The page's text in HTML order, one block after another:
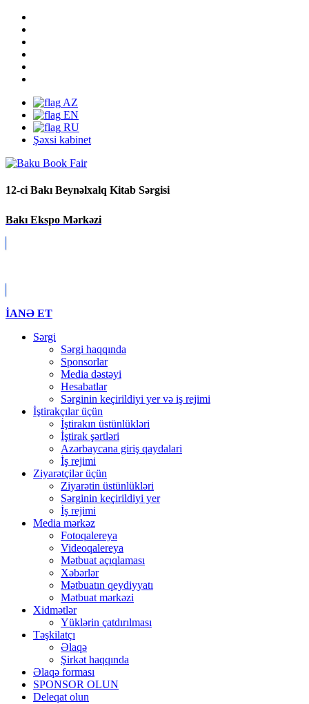
AZ
EN
RU
Şəxsi kabinet
12-ci Bakı Beynəlxalq Kitab Sərgisi
Bakı Ekspo Mərkəzi
İANƏ ET
Sərgi
Sərgi haqqında
Sponsorlar
Media dəstəyi
Hesabatlar
Sərginin keçirildiyi yer və iş rejimi
İştirakçılar üçün
İştirakın üstünlükləri
İştirak şərtləri
Azərbaycana giriş qaydalari
İş rejimi
Ziyarətçilər üçün
Ziyarətin üstünlükləri
Sərginin keçirildiyi yer
İş rejimi
Media mərkəz
Fotoqalereya
Videoqalereya
Mətbuat açıqlaması
Xəbərlər
Mətbuatın qeydiyyatı
Mətbuat mərkəzi
Xidmətlər
Yüklərin çatdırılması
Təşkilatçı
Əlaqə
Şirkət haqqında
Əlaqə forması
SPONSOR OLUN
Deleqat olun